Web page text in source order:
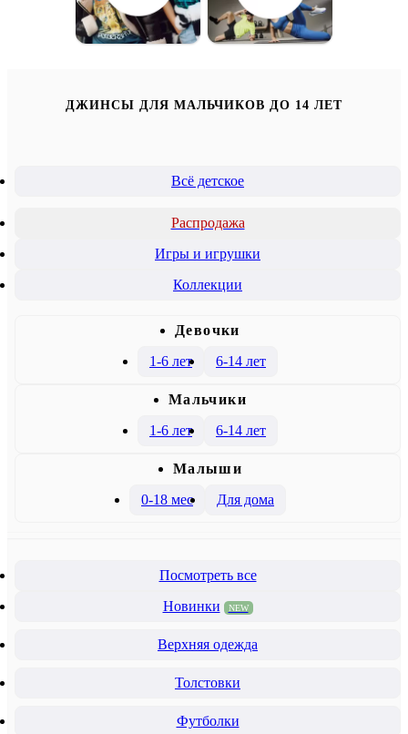
ДЖИНСЫ ДЛЯ МАЛЬЧИКОВ ДО 14 ЛЕТ
Всё детское
Распродажа
Игры и игрушки
Коллекции
Девочки
1-6 лет
6-14 лет
Mальчики
1-6 лет
6-14 лет
Малыши
0-18 мес
Для дома
Посмотреть все
Новинки
NEW
Верхняя одежда
Толстовки
Футболки